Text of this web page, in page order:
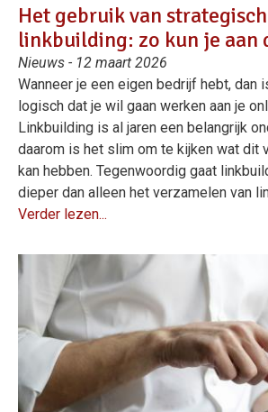
Het gebruik van
linkbuilding: zo kun je aan
Nieuws - 12 maart 2026
Wanneer je een eigen bedrijf hebt, dan
logisch dat je wil gaan werken aan je
Linkbuilding is al jaren een belangrijk
daarom is het slim om te kijken wat dit
kan hebben. Tegenwoordig gaat
dieper dan alleen het verzamelen van
Verder lezen...